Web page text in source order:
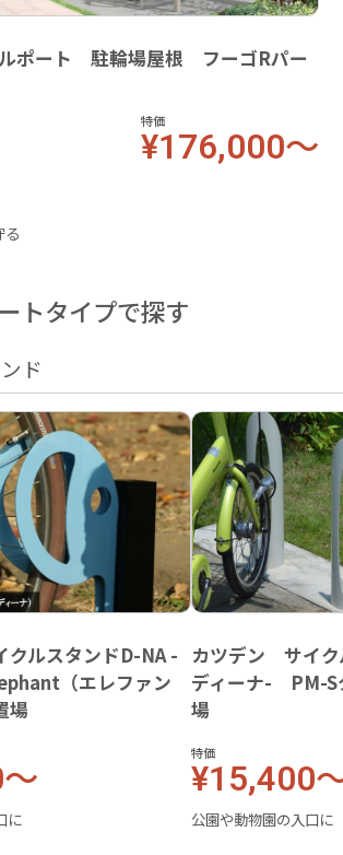
ポート 駐輪場屋根 フーゴRパー
特価
¥176,000～
る
トタイプで探す
ド
ルスタンドD-NA -
（エレファン
場
に
カツデン サイク
ディーナ- PM-
場
特価
¥15,400
公園や動物園の入口に